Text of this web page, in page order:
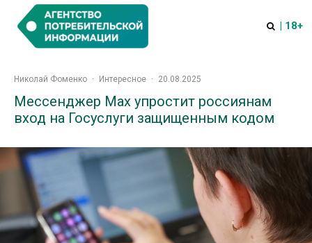
| 18+
Николай Фоменко · Интересное · 20.08.2025
Мессенджер Мах упростит россиянам
вход на Госуслуги защищенным кодом